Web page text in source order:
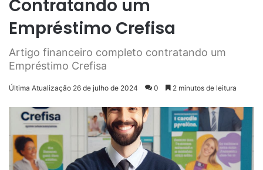
Contratando um
Empréstimo Crefisa
Artigo financeiro completo contratando um
Empréstimo Crefisa
Última Atualização 26 de julho de 2024 0 2 minutos de leitura